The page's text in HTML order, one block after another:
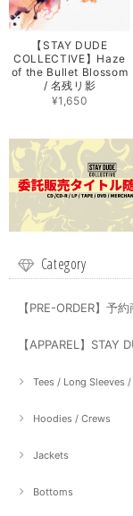
【STAY DUDE
COLLECTIVE】Haze
of the Bullet Blossom
/ 名残リ影
¥1,650
Category
【PRE-ORDER】予
【APPAREL】STAY
Tees / Long Sleeves /
Hoodies / Crews
Jackets
Bottoms